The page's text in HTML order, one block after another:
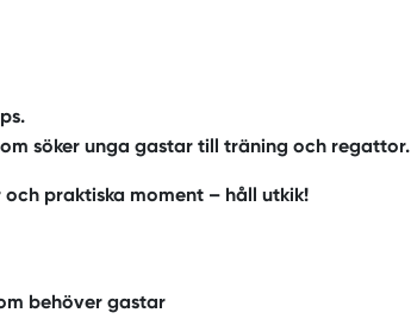
söker unga gastar till träning och regattor.
praktiska moment – håll utkik!
behöver gastar